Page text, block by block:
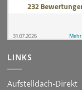
LINKS
Aufstelldach-Direkt